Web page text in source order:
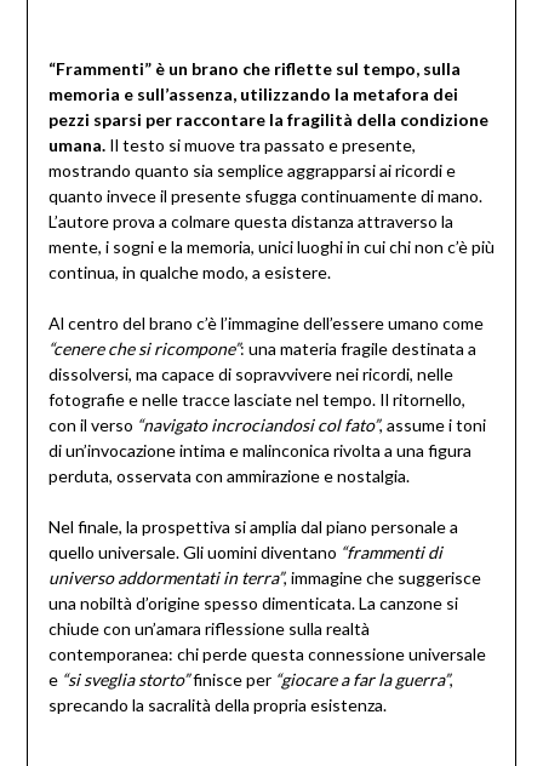
“Frammenti” è un brano che riflette sul tempo, sulla
memoria e sull’assenza, utilizzando la metafora dei
pezzi sparsi per raccontare la fragilità della condizione
umana.Il testo si muove tra passato e presente,
mostrando quanto sia semplice aggrapparsi ai ricordi e
quanto invece il presente sfugga continuamente di mano.
L’autore prova a colmare questa distanza attraverso la
mente, i sogni e la memoria, unici luoghi in cui chi non c’è più
continua, in qualche modo, a esistere.
Al centro del brano c’è l’immagine dell’essere umano come
“cenere che si ricompone”: una materia fragile destinata a
dissolversi, ma capace di sopravvivere nei ricordi, nelle
fotografie e nelle tracce lasciate nel tempo. Il ritornello,
con il verso “navigato incrociandosi col fato”, assume i toni
di un’invocazione intima e malinconica rivolta a una figura
perduta, osservata con ammirazione e nostalgia.
Nel finale, la prospettiva si amplia dal piano personale a
quello universale. Gli uomini diventano “frammenti di
universo addormentati in terra”, immagine che suggerisce
una nobiltà d’origine spesso dimenticata. La canzone si
chiude con un’amara riflessione sulla realtà
contemporanea: chi perde questa connessione universale
e “si sveglia storto”finisce per “giocare a far la guerra”,
sprecando la sacralità della propria esistenza.